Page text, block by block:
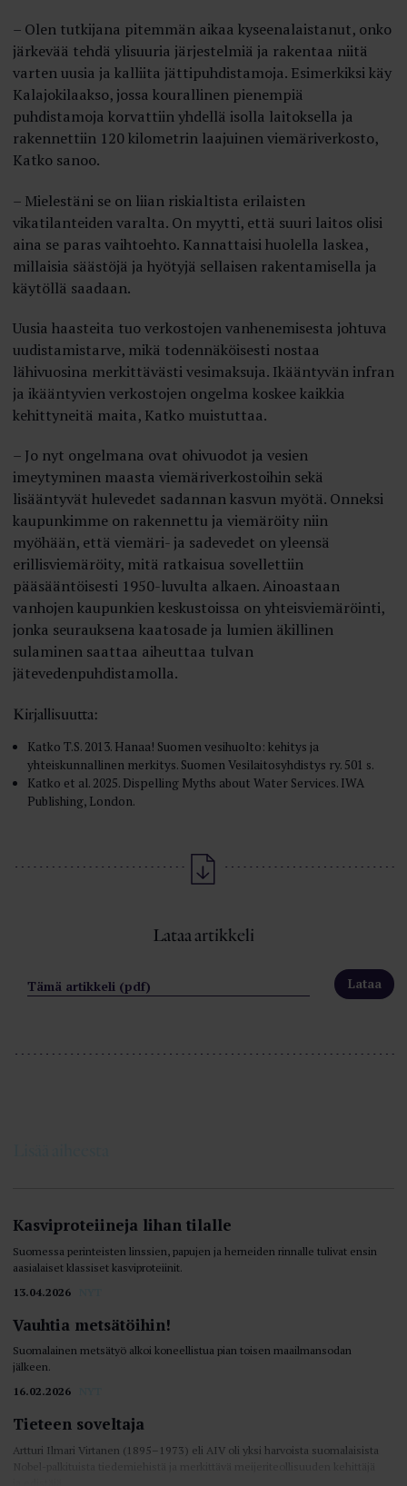
– Olen tutkijana pitemmän aikaa kyseenalaistanut, onko
järkevää tehdä ylisuuria järjestelmiä ja rakentaa niitä
varten uusia ja kalliita jättipuhdistamoja. Esimerkiksi käy
Kalajokilaakso, jossa kourallinen pienempiä
puhdistamoja korvattiin yhdellä isolla laitoksella ja
rakennettiin 120 kilometrin laajuinen viemäriverkosto,
Katko sanoo.
– Mielestäni se on liian riskialtista erilaisten
vikatilanteiden varalta. On myytti, että suuri laitos olisi
aina se paras vaihtoehto. Kannattaisi huolella laskea,
millaisia säästöjä ja hyötyjä sellaisen rakentamisella ja
käytöllä saadaan.
Uusia haasteita tuo verkostojen vanhenemisesta johtuva
uudistamistarve, mikä todennäköisesti nostaa
lähivuosina merkittävästi vesimaksuja. Ikääntyvän infran
ja ikääntyvien verkostojen ongelma koskee kaikkia
kehittyneitä maita, Katko muistuttaa.
– Jo nyt ongelmana ovat ohivuodot ja vesien
imeytyminen maasta viemäriverkostoihin sekä
lisääntyvät hulevedet sadannan kasvun myötä. Onneksi
kaupunkimme on rakennettu ja viemäröity niin
myöhään, että viemäri- ja sadevedet on yleensä
erillisviemäröity, mitä ratkaisua sovellettiin
pääsääntöisesti 1950-luvulta alkaen. Ainoastaan
vanhojen kaupunkien keskustoissa on yhteisviemäröinti,
jonka seurauksena kaatosade ja lumien äkillinen
sulaminen saattaa aiheuttaa tulvan
jätevedenpuhdistamolla.
Kirjallisuutta:
Katko T.S. 2013. Hanaa! Suomen vesihuolto: kehitys ja
yhteiskunnallinen merkitys. Suomen Vesilaitosyhdistys ry. 501 s.
Katko et al. 2025. Dispelling Myths about Water Services. IWA
Publishing, London.
Lataa artikkeli
Tämä artikkeli (pdf)
Kasviproteiineja lihan tilalle
Suomessa perinteisten linssien, papujen ja herneiden rinnalle tulivat ensin
aasialaiset klassiset kasviproteiinit.
13.04.2026
Vauhtia metsätöihin!
Suomalainen metsätyö alkoi koneellistua pian toisen maailmansodan
jälkeen.
16.02.2026
Tieteen soveltaja
Artturi Ilmari Virtanen (1895–1973) eli AIV oli yksi harvoista suomalaisista
Nobel-palkituista tiedemiehistä ja merkittävä meijeriteollisuuden kehittäjä